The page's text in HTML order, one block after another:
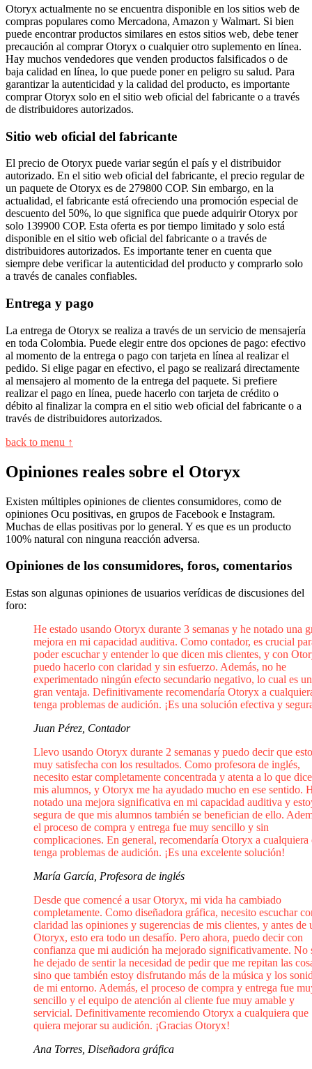
Otoryx actualmente no se encuentra disponible en los sitios web de
compras populares como Mercadona, Amazon y Walmart. Si bien
puede encontrar productos similares en estos sitios web, debe tener
precaución al comprar Otoryx o cualquier otro suplemento en línea.
Hay muchos vendedores que venden productos falsificados o de
baja calidad en línea, lo que puede poner en peligro su salud. Para
garantizar la autenticidad y la calidad del producto, es importante
comprar Otoryx solo en el sitio web oficial del fabricante o a través
de distribuidores autorizados.
Sitio web oficial del fabricante
El precio de Otoryx puede variar según el país y el distribuidor
autorizado. En el sitio web oficial del fabricante, el precio regular de
un paquete de Otoryx es de 279800 COP. Sin embargo, en la
actualidad, el fabricante está ofreciendo una promoción especial de
descuento del 50%, lo que significa que puede adquirir Otoryx por
solo 139900 COP. Esta oferta es por tiempo limitado y solo está
disponible en el sitio web oficial del fabricante o a través de
distribuidores autorizados. Es importante tener en cuenta que
siempre debe verificar la autenticidad del producto y comprarlo solo
a través de canales confiables.
Entrega y pago
La entrega de Otoryx se realiza a través de un servicio de mensajería
en toda Colombia. Puede elegir entre dos opciones de pago: efectivo
al momento de la entrega o pago con tarjeta en línea al realizar el
pedido. Si elige pagar en efectivo, el pago se realizará directamente
al mensajero al momento de la entrega del paquete. Si prefiere
realizar el pago en línea, puede hacerlo con tarjeta de crédito o
débito al finalizar la compra en el sitio web oficial del fabricante o a
través de distribuidores autorizados.
back to menu ↑
Opiniones reales sobre el Otoryx
Existen múltiples opiniones de clientes consumidores, como de
opiniones Ocu positivas, en grupos de Facebook e Instagram.
Muchas de ellas positivas por lo general. Y es que es un producto
100% natural con ninguna reacción adversa.
Opiniones de los consumidores, foros, comentarios
Estas son algunas opiniones de usuarios verídicas de discusiones del
foro:
He estado usando Otoryx durante 3 semanas y he notado una
mejora en mi capacidad auditiva. Como contador, es crucial
poder escuchar y entender lo que dicen mis clientes, y con
puedo hacerlo con claridad y sin esfuerzo. Además, no he
experimentado ningún efecto secundario negativo, lo cual es
gran ventaja. Definitivamente recomendaría Otoryx a
tenga problemas de audición. ¡Es una solución efectiva y
Juan Pérez, Contador
Llevo usando Otoryx durante 2 semanas y puedo decir que
muy satisfecha con los resultados. Como profesora de inglés,
necesito estar completamente concentrada y atenta a lo que
mis alumnos, y Otoryx me ha ayudado mucho en ese sentido.
notado una mejora significativa en mi capacidad auditiva y
segura de que mis alumnos también se benefician de ello.
el proceso de compra y entrega fue muy sencillo y sin
complicaciones. En general, recomendaría Otoryx a cualquiera
tenga problemas de audición. ¡Es una excelente solución!
María García, Profesora de inglés
Desde que comencé a usar Otoryx, mi vida ha cambiado
completamente. Como diseñadora gráfica, necesito escuchar
claridad las opiniones y sugerencias de mis clientes, y antes de
Otoryx, esto era todo un desafío. Pero ahora, puedo decir con
confianza que mi audición ha mejorado significativamente. No
he dejado de sentir la necesidad de pedir que me repitan las
sino que también estoy disfrutando más de la música y los
de mi entorno. Además, el proceso de compra y entrega fue
sencillo y el equipo de atención al cliente fue muy amable y
servicial. Definitivamente recomiendo Otoryx a cualquiera que
quiera mejorar su audición. ¡Gracias Otoryx!
Ana Torres, Diseñadora gráfica